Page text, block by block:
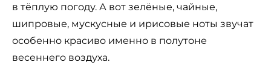
в тёплую погоду. А вот зелёные, чайные,
шипровые, мускусные и ирисовые ноты звучат
особенно красиво именно в полутоне
весеннего воздуха.